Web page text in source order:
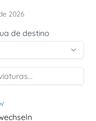
2026
de destino